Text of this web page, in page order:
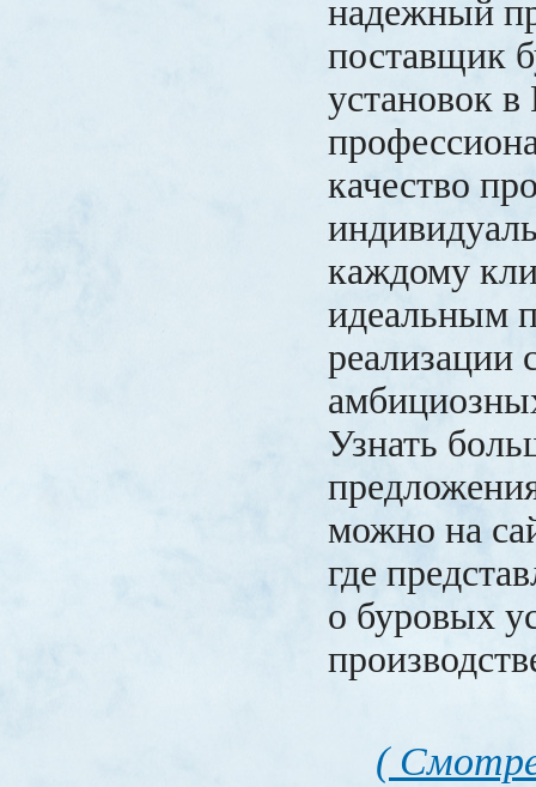
надежный
поставщик
установок
качество
каждому
идеальным
реализации
Узнать
можно на
где
о буровых
(